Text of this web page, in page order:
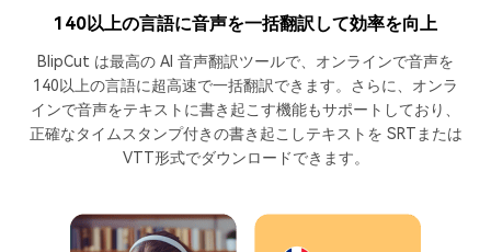
140以上の言語に音声を一括翻訳して効率を向上
BlipCut は最高の AI 音声翻訳ツールで、オンラインで音声を
140以上の言語に超高速で一括翻訳できます。さらに、オンラ
インで音声をテキストに書き起こす機能もサポートしており、
正確なタイムスタンプ付きの書き起こしテキストを SRTまたは
VTT形式でダウンロードできます。